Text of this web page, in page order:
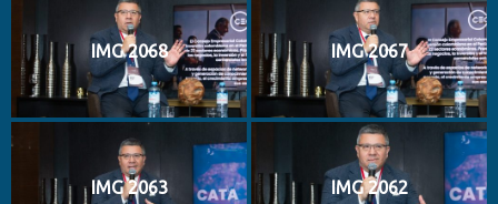
IMG 2068 IMG 2067
IMG 2063 IMG 2062